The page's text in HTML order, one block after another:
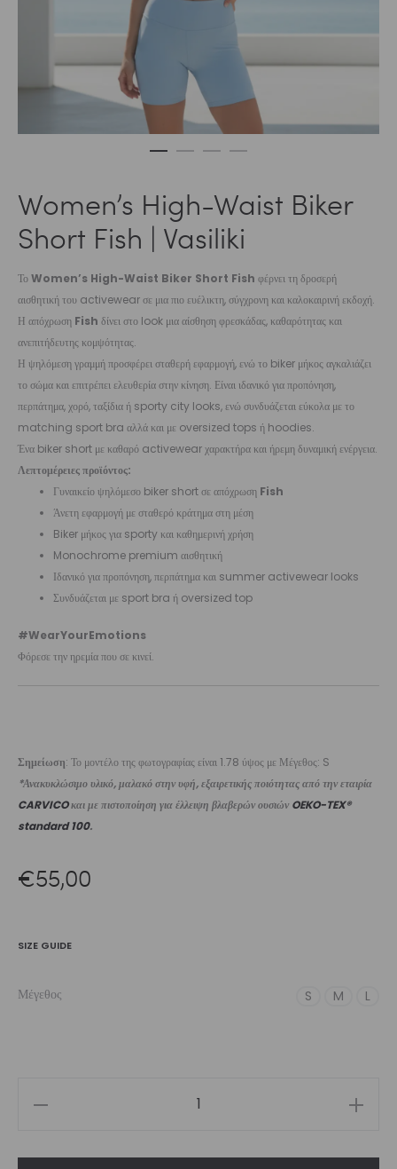
Women’s High-Waist Biker
Short Fish | Vasiliki
ΤοWomen’s High-Waist Biker Short Fish φέρνει τη δροσερή
αισθητική του activewear σε μια πιο ευέλικτη, σύγχρονη και καλοκαιρινή εκδοχή.
Η απόχρωση Fish δίνει στο look μια αίσθηση φρεσκάδας, καθαρότητας και
ανεπιτήδευτης κομψότητας.
Η ψηλόμεση γραμμή προσφέρει σταθερή εφαρμογή, ενώ το biker μήκος αγκαλιάζει
το σώμα και επιτρέπει ελευθερία στην κίνηση. Είναι ιδανικό για προπόνηση,
περπάτημα, χορό, ταξίδια ή sporty city looks, ενώ συνδυάζεται εύκολα με το
matching sport bra αλλά και με oversized tops ή hoodies.
Ένα biker short με καθαρό activewear χαρακτήρα και ήρεμη δυναμική ενέργεια.
Λεπτομέρειες προϊόντος:
Γυναικείο ψηλόμεσο biker short σε απόχρωση Fish
Άνετη εφαρμογή με σταθερό κράτημα στη μέση
Biker μήκος για sporty και καθημερινή χρήση
Monochrome premium αισθητική
Ιδανικό για προπόνηση, περπάτημα και summer activewear looks
Συνδυάζεται με sport bra ή oversized top
#WearYourEmotions
Φόρεσε την ηρεμία που σε κινεί.
Σημείωση: Το μοντέλο της φωτογραφίας είναι 1.78 ύψος με Μέγεθος: S
*Ανακυκλώσιμο υλικό, μαλακό στην υφή, εξαιρετικής ποιότητας από την εταιρία
CARVICOκαι με πιστοποίηση για έλλειψη βλαβερών ουσιών OEKO-TEX®
standard 100.
€55,00
SIZE GUIDE
Μέγεθος S M L